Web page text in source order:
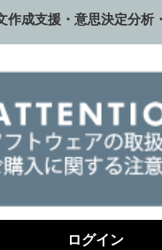
作成支援・意思決定分析
ログイン